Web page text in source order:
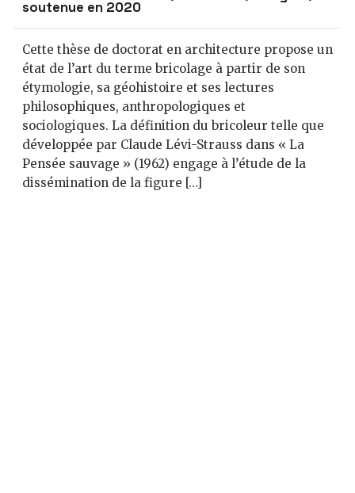
soutenue en 2020
Cette thèse de doctorat en architecture propose un
état de l’art du terme bricolage à partir de son
étymologie, sa géohistoire et ses lectures
philosophiques, anthropologiques et
sociologiques. La définition du bricoleur telle que
développée par Claude Lévi-Strauss dans « La
Pensée sauvage » (1962) engage à l’étude de la
dissémination de la figure […]